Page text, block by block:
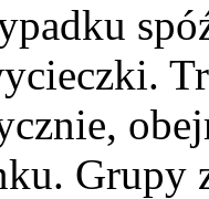
Grupy